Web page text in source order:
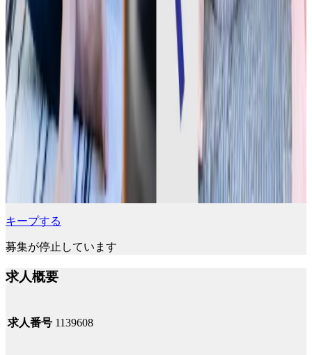
キープする
募集が停止しています
求人概要
求人番号 1139608